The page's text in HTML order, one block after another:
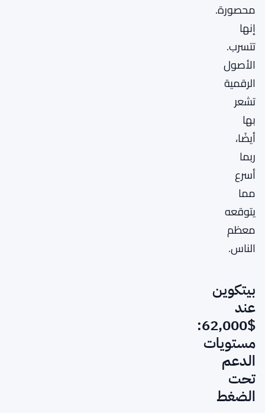
محصورة.
إنها
تتسرب.
الأصول
الرقمية
تشعر
بها
أيضًا،
ربما
أسرع
مما
يتوقعه
معظم
الناس.
بيتكوين
عند
$62,000:
مستويات
الدعم
تحت
الضغط